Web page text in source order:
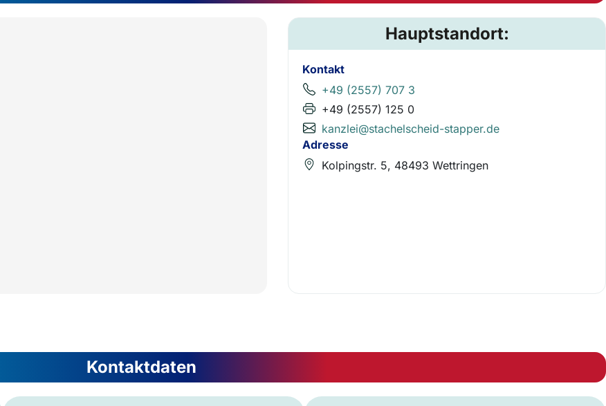
Hauptstandort:
Kontakt
+49 (2557) 707 3
+49 (2557) 125 0
kanzlei@stachelscheid-stapper.de
Adresse
Kolpingstr. 5, 48493 Wettringen
Kontaktdaten